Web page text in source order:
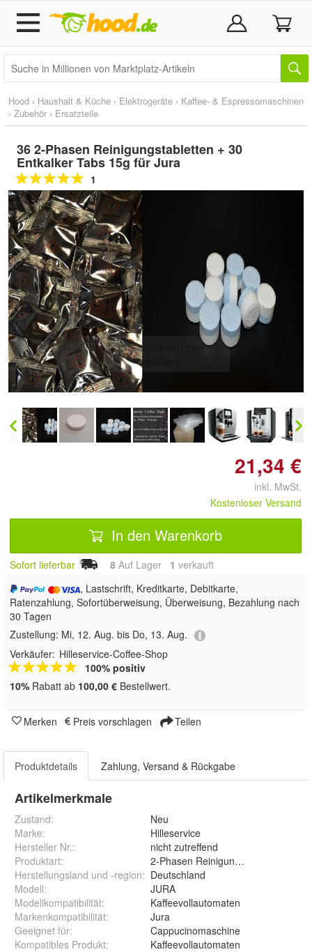
Hood › Haushalt & Küche › Elektrogeräte › Kaffee- & Espressomaschinen
› Zubehör › Ersatzteile
36 2-Phasen Reinigungstabletten + 30
Entkalker Tabs 15g für Jura
1
Doppelt antippen zum
vergrößern
21,34 €
inkl. MwSt.
Kostenloser Versand
In den Warenkorb
Sofort lieferbar 8 Auf Lager 1 verkauft
, Lastschrift, Kreditkarte, Debitkarte,
Ratenzahlung, Sofortüberweisung, Überweisung, Bezahlung nach
30 Tagen
Zustellung: Mi, 12. Aug. bis Do, 13. Aug.
Verkäufer: Hilleservice-Coffee-Shop
100% positiv
10% Rabatt ab 100,00 € Bestellwert.
Merken Preis vorschlagen Teilen
Produktdetails Zahlung, Versand & Rückgabe
Artikelmerkmale
Zustand:
Neu
Marke:
Hilleservice
Hersteller Nr.:
nicht zutreffend
Produktart:
2-Phasen Reinigungstabletten
Herstellungsland und -region: Deutschland
Modell:
JURA
Modellkompatibilität:
Kaffeevollautomaten
Markenkompatibilität:
Jura
Geeignet für:
Cappucinomaschine
Kompatibles Produkt: Kaffeevollautomaten